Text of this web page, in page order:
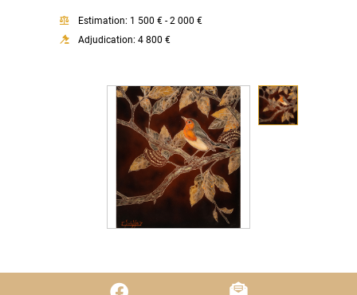
Estimation: 1 500 € - 2 000 €
Adjudication: 4 800 €